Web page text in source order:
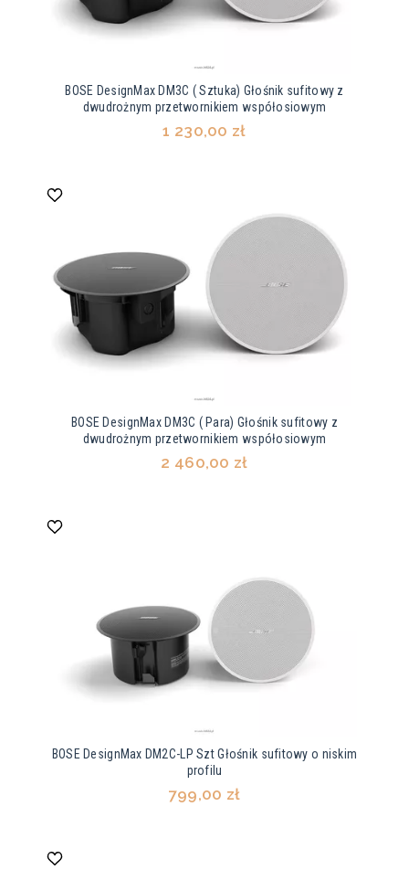
BOSE DesignMax DM3C ( Sztuka) Głośnik sufitowy z
dwudrożnym przetwornikiem współosiowym
1 230,00 zł
BOSE DesignMax DM3C ( Para) Głośnik sufitowy z
dwudrożnym przetwornikiem współosiowym
2 460,00 zł
BOSE DesignMax DM2C-LP Szt Głośnik sufitowy o niskim
profilu
799,00 zł